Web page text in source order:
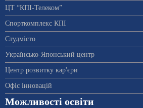
ЦТ “КПІ-Телеком”
Спорткомплекс КПІ
Студмісто
Українсько-Японський центр
Центр розвитку кар'єри
Офіс інновацій
Можливості освіти